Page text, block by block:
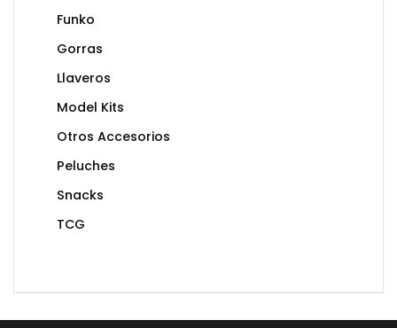
Funko
Gorras
Llaveros
Model Kits
Otros Accesorios
Peluches
Snacks
TCG